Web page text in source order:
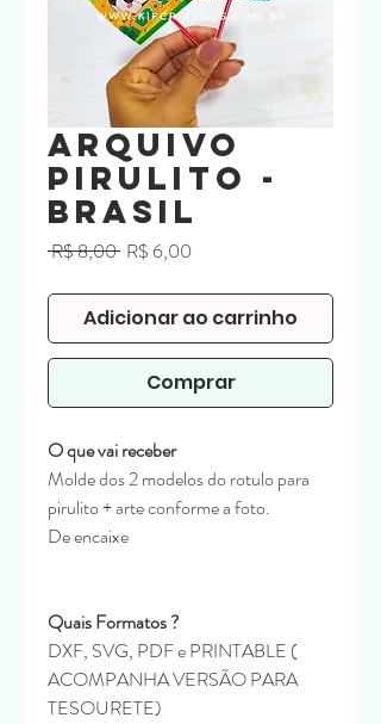
Arquivo
Pirulito -
Brasil
R$ 8,00 Preço
R$ 6,00
Adicionar ao carrinho
Comprar
O que vai receber
Molde dos 2 modelos do rotulo para
pirulito + arte conforme a foto.
De encaixe
Quais Formatos ?
DXF, SVG, PDF e PRINTABLE (
ACOMPANHA VERSÃO PARA
TESOURETE)